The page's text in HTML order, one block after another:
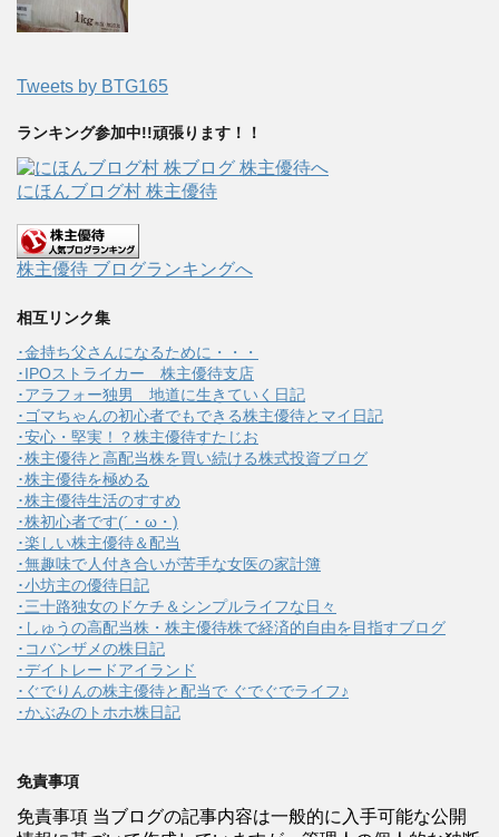
Tweets by BTG165
ランキング参加中!!頑張ります！！
にほんブログ村 株主優待
株主優待 ブログランキングへ
相互リンク集
･金持ち父さんになるために・・・
･IPOストライカー 株主優待支店
･アラフォー独男 地道に生きていく日記
･ゴマちゃんの初心者でもできる株主優待とマイ日記
･安心・堅実！？株主優待すたじお
･株主優待と高配当株を買い続ける株式投資ブログ
･株主優待を極める
･株主優待生活のすすめ
･株初心者です(´・ω・)
･楽しい株主優待＆配当
･無趣味で人付き合いが苦手な女医の家計簿
･小坊主の優待日記
･三十路独女のドケチ＆シンプルライフな日々
･しゅうの高配当株・株主優待株で経済的自由を目指すブログ
･コバンザメの株日記
･デイトレードアイランド
･ぐでりんの株主優待と配当で ぐでぐでライフ♪
･かぶみのトホホ株日記
免責事項
免責事項 当ブログの記事内容は一般的に入手可能な公開